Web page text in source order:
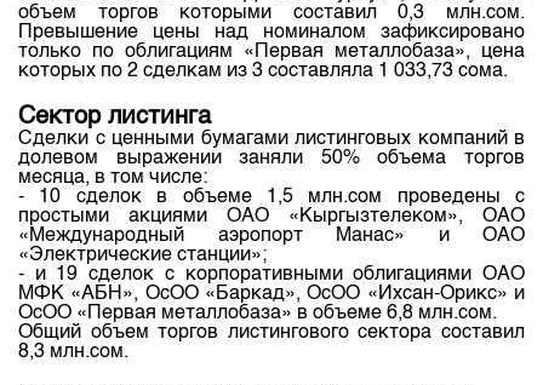
объем торгов которыми составил 0,3 млн.сом.
Превышение цены над номиналом зафиксировано
только по облигациям «Первая металлобаза», цена
которых по 2 сделкам из 3 составляла 1 033,73 сома.
Сектор листинга
Сделки с ценными бумагами листинговых компаний в
долевом выражении заняли 50% объема торгов
месяца, в том числе:
- 10 сделок в объеме 1,5 млн.сом проведены с
простыми акциями ОАО «Кыргызтелеком», ОАО
«Международный аэропорт Манас» и ОАО
«Электрические станции»;
- и 19 сделок с корпоративными облигациями ОАО
МФК «АБН», ОсОО «Баркад», ОсОО «Ихсан-Орикс» и
ОсОО «Первая металлобаза» в объеме 6,8 млн.сом.
Общий объем торгов листингового сектора составил
8,3 млн.сом.